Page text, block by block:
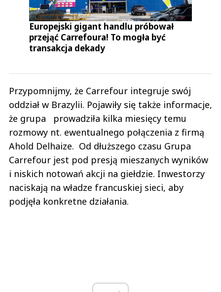
Europejski gigant handlu próbował
przejąć Carrefoura! To mogła być
transakcja dekady
Przypomnijmy, że Carrefour integruje swój
oddział w Brazylii. Pojawiły się także informacje,
że grupa prowadziła kilka miesięcy temu
rozmowy nt. ewentualnego połączenia z firmą
Ahold Delhaize. Od dłuższego czasu Grupa
Carrefour jest pod presją mieszanych wyników
i niskich notowań akcji na giełdzie. Inwestorzy
naciskają na władze francuskiej sieci, aby
podjęła konkretne działania.